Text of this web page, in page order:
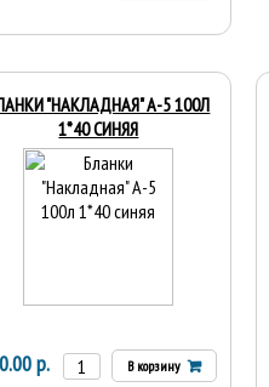
"НАКЛАДНАЯ" А-5 100Л
1*40 СИНЯЯ
р. В корзину